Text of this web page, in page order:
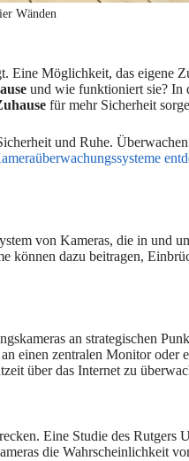
Wänden
Eine Möglichkeit, das eigene
und wie funktioniert sie? In
für mehr Sicherheit
und Ruhe.
von Kameras, die in und
können dazu beitragen,
an strategischen
einen zentralen Monitor oder
über das Internet zu
Eine Studie des Rutgers
die Wahrscheinlichkeit